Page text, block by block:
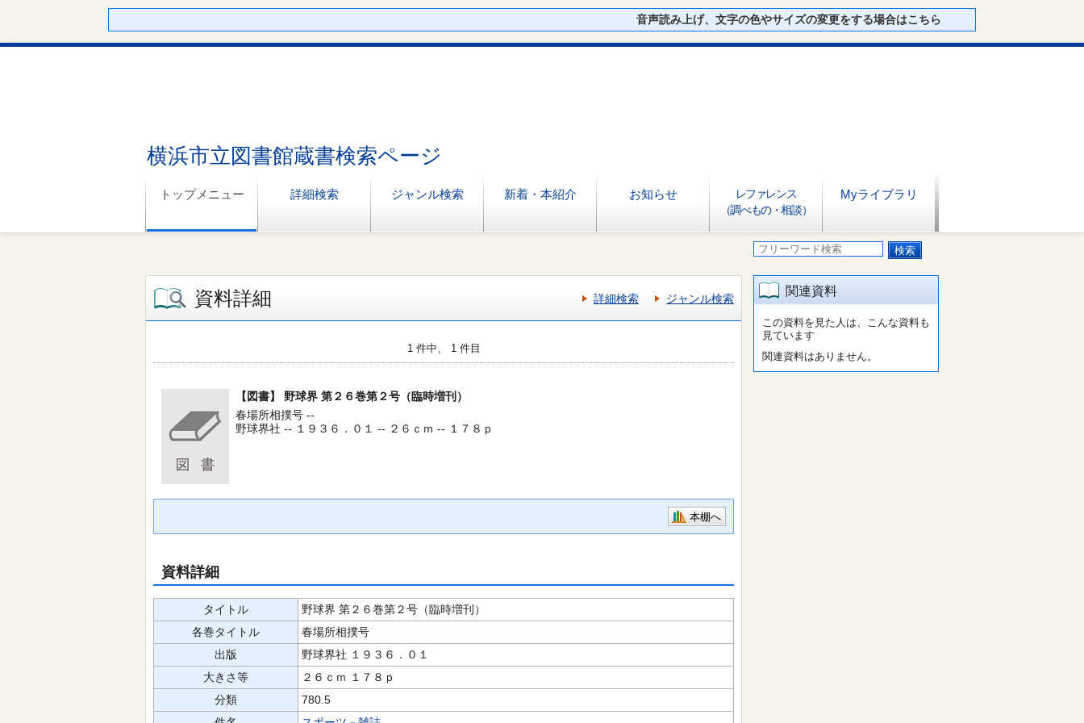
音声読み上げ、文字の色やサイズの変更をする場合はこちら
横浜市立図書館蔵書検索ページ
トップメニュー 詳細検索 ジャンル検索 新着・本紹介 お知らせ
レファレンス
（調べもの・相談）
Myライブラリ
資料詳細 詳細検索 ジャンル検索
1 件中、 1 件目
【図書】
野球界 第２６巻第２号（臨時増刊）
春場所相撲号 --
野球界社 -- １９３６．０１ -- ２６ｃｍ -- １７８ｐ
本棚へ
資料詳細
タイトル
野球界 第２６巻第２号（臨時増刊）
各巻タイトル
春場所相撲号
出版
野球界社 １９３６．０１
大きさ等
２６ｃｍ １７８ｐ
分類
780.5
関連資料
この資料を見た人は、こんな資料も
見ています
関連資料はありません。